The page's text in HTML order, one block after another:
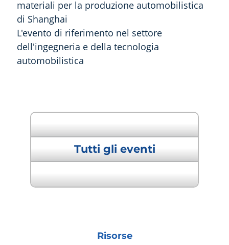
materiali per la produzione automobilistica
di Shanghai
L'evento di riferimento nel settore
dell'ingegneria e della tecnologia
automobilistica
Tutti gli eventi
Risorse